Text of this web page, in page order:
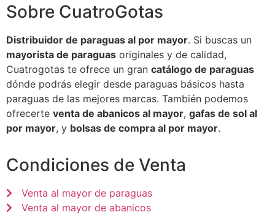
Sobre CuatroGotas
Distribuidor de paraguas al por mayor. Si buscas un
mayorista de paraguas originales y de calidad,
Cuatrogotas te ofrece un gran catálogo de paraguas
dónde podrás elegir desde paraguas básicos hasta
paraguas de las mejores marcas. También podemos
ofrecerte venta de abanicos al mayor, gafas de sol al
por mayor, y bolsas de compra al por mayor.
Condiciones de Venta
Venta al mayor de paraguas
Venta al mayor de abanicos